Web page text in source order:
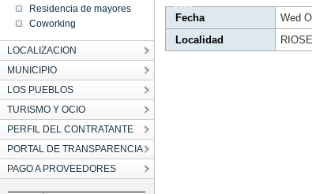
Residencia de mayores
Coworking
LOCALIZACION
MUNICIPIO
LOS PUEBLOS
TURISMO Y OCIO
PERFIL DEL CONTRATANTE
PORTAL DE TRANSPARENCIA
PAGO A PROVEEDORES
Fecha
Wed
Localidad